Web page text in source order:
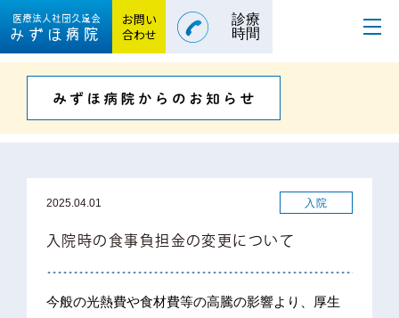
医療法人社団久遠会
みずほ病院
お問い
合わせ
診療
時間
2025.04.01 入院
入院時の食事負担金の変更について
今般の光熱費や食材費等の高騰の影響より、厚生